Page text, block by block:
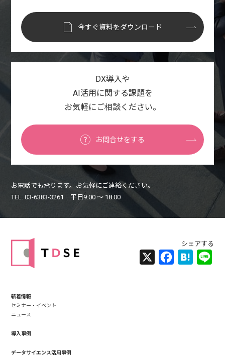
今すぐ資料をダウンロード
DX導入や
AI活用に関する課題を
お気軽にご相談ください。
お問合せをする
お電話でも承ります。お気軽にご連絡ください。
TEL. 03-6383-3261 平日9:00 〜 18:00
Facebook
Hatena
新着情報
セミナー・イベント
ニュース
導入事例
データサイエンス活用事例